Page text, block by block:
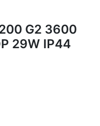
G2 3600
29W IP44